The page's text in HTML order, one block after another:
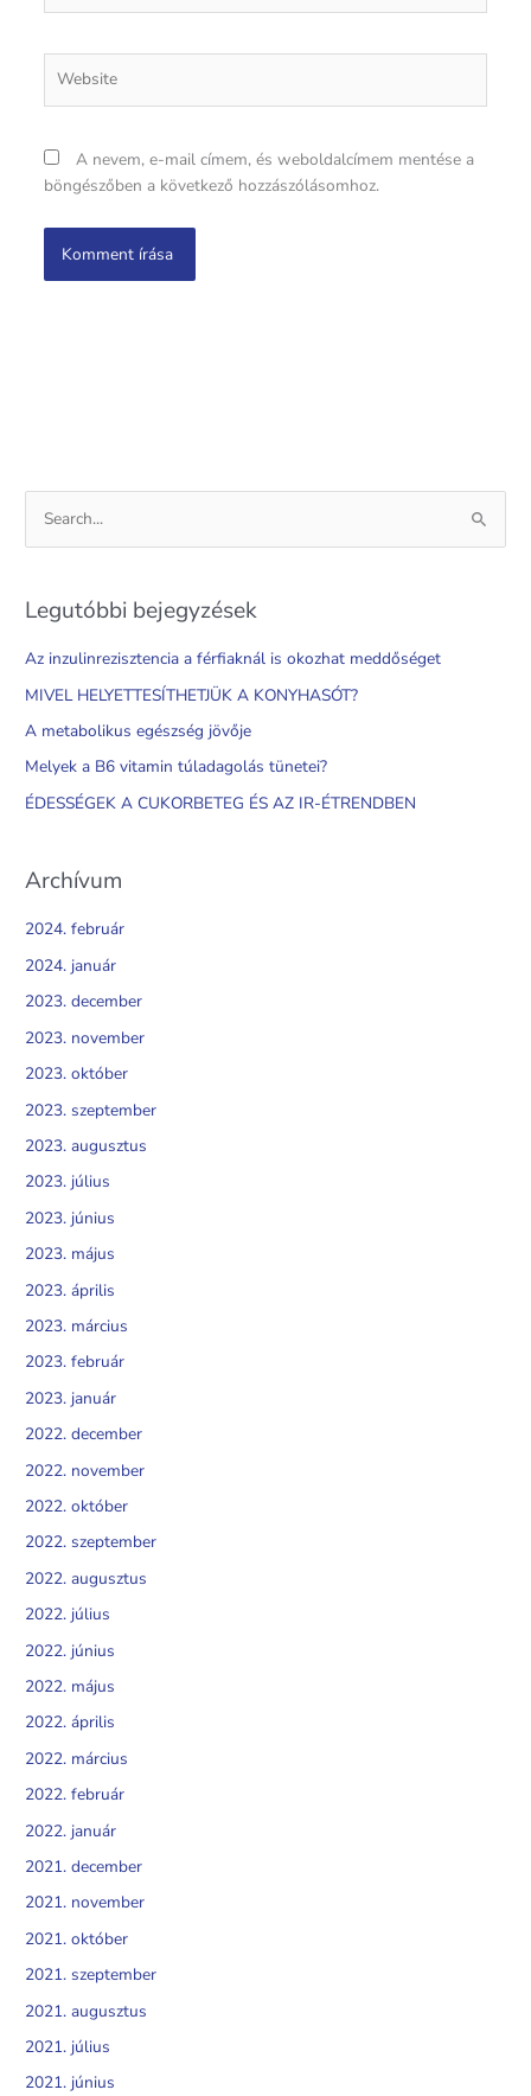
A nevem, e-mail címem, és weboldalcímem mentése a
böngészőben a következő hozzászólásomhoz.
e
r
c
r
:
Legutóbbi bejegyzések
Az inzulinrezisztencia a férfiaknál is okozhat meddőséget
MIVEL HELYETTESÍTHETJÜK A KONYHASÓT?
A metabolikus egészség jövője
Melyek a B6 vitamin túladagolás tünetei?
ÉDESSÉGEK A CUKORBETEG ÉS AZ IR-ÉTRENDBEN
Archívum
2024. február
2024. január
2023. december
2023. november
2023. október
2023. szeptember
2023. augusztus
2023. július
2023. június
2023. május
2023. április
2023. március
2023. február
2023. január
2022. december
2022. november
2022. október
2022. szeptember
2022. augusztus
2022. július
2022. június
2022. május
2022. április
2022. március
2022. február
2022. január
2021. december
2021. november
2021. október
2021. szeptember
2021. augusztus
2021. július
2021. június